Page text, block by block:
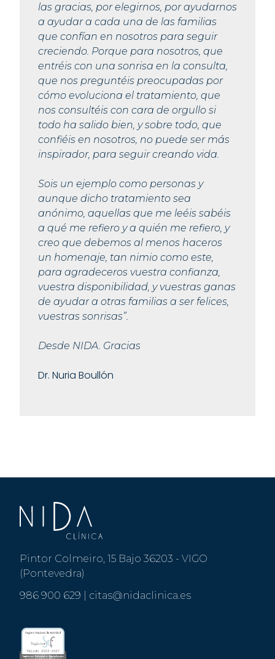
las gracias, por elegirnos, por ayudarnos
a ayudar a cada una de las familias
que confían en nosotros para seguir
creciendo. Porque para nosotros, que
entréis con una sonrisa en la consulta,
que nos preguntéis preocupadas por
cómo evoluciona el tratamiento, que
nos consultéis con cara de orgullo si
todo ha salido bien, y sobre todo, que
confiéis en nosotros, no puede ser más
inspirador, para seguir creando vida.
Sois un ejemplo como personas y
aunque dicho tratamiento sea
anónimo, aquellas que me leéis sabéis
a qué me refiero y a quién me refiero, y
creo que debemos al menos haceros
un homenaje, tan nimio como este,
para agradeceros vuestra confianza,
vuestra disponibilidad, y vuestras ganas
de ayudar a otras familias a ser felices,
vuestras sonrisas”.
Desde NIDA. Gracias
Dr. Nuria Boullón
Pintor Colmeiro, 15 Bajo 36203 - VIGO
(Pontevedra)
986 900 629
citas@nidaclinica.es